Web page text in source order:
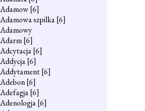
Adamow[6]
Adamowa szpilka[6]
Adamowy
Adarm[6]
Adcytacja[6]
Addycja[6]
Addytament[6]
Adebon[6]
Adefagja[6]
Adenologja[6]